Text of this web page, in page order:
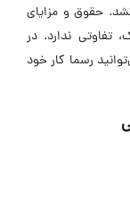
می‌کشد. حقوق و مزایای
تفاوتی ندارد. در
رسما کار خود